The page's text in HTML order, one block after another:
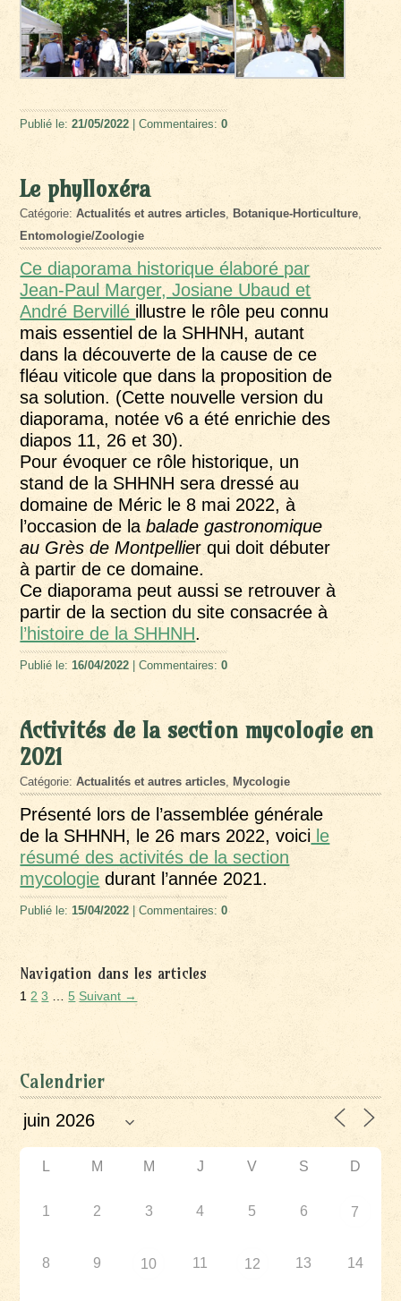
Publié le:21/05/2022 | Commentaires:0
Le phylloxéra
Catégorie:Actualités et autres articles Botanique-Horticulture
Entomologie/Zoologie
Ce diaporama historique élaboré par
Jean-Paul Marger, Josiane Ubaud et
André Bervillé illustre le rôle peu connu
mais essentiel de la SHHNH, autant
dans la découverte de la cause de ce
fléau viticole que dans la proposition de
sa solution. (Cette nouvelle version du
diaporama, notée v6 a été enrichie des
diapos 11, 26 et 30).
Pour évoquer ce rôle historique, un
stand de la SHHNH sera dressé au
domaine de Méric le 8 mai 2022, à
l’occasion de labalade gastronomique
au Grès de Montpellier qui doit débuter
à partir de ce domaine.
Ce diaporama peut aussi se retrouver à
partir de la section du site consacrée à
l’histoire de la SHHNH.
Publié le: 16/04/2022 | Commentaires:0
Activités de la section mycologie en
2021
Catégorie:Actualités et autres articles ,Mycologie
Présenté lors de l’assemblée générale
de la SHHNH, le 26 mars 2022, voici le
résumé des activités de la section
mycologie durant l’année 2021.
Publié le: 15/04/2022 | Commentaires:0
Navigation dans les articles
1 2 3 5 Suivant →
Calendrier
L M M J V S D
1 2 3 4 5 6 7
8 9 10 11 12 13 14